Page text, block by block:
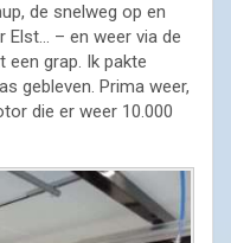
de snelweg op en
Elst… – en weer via de
een grap. Ik pakte
gebleven. Prima weer,
die er weer 10.000